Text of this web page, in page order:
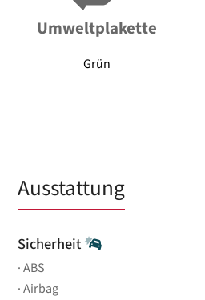
Umweltplakette
Grün
Ausstattung
Sicherheit
ABS
Airbag